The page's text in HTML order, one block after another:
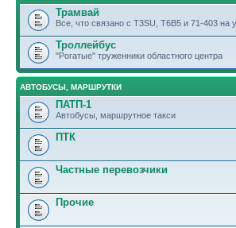
Трамвай
Все, что связано с T3SU, T6B5 и 71-403 на
Троллейбус
"Рогатые" труженники областного центра
АВТОБУСЫ, МАРШРУТКИ
ПАТП-1
Автобусы, маршрутное такси
ПТК
Частные перевозчики
Прочие